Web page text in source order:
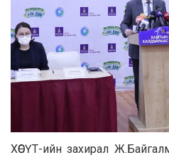
ХӨСҮТ-ийн захирал